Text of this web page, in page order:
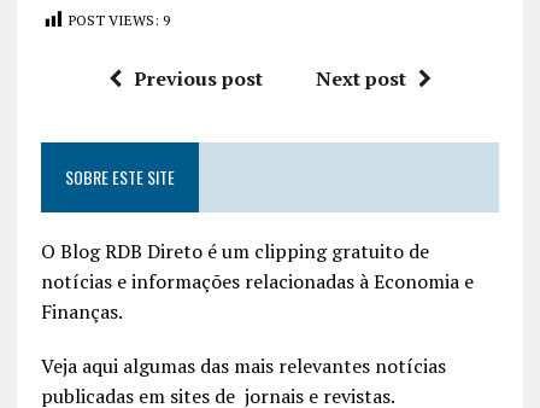
POST VIEWS: 9
Previous post Next post
SOBRE ESTE SITE
O Blog RDB Direto é um clipping gratuito de
notícias e informações relacionadas à Economia e
Finanças.
Veja aqui algumas das mais relevantes notícias
publicadas em sites de jornais e revistas.